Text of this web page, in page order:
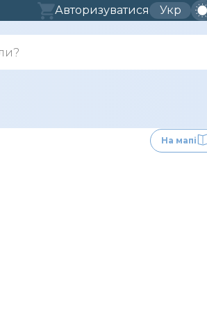
Авторизуватися Укр
На мапі